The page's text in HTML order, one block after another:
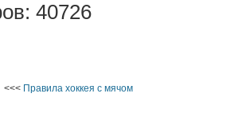
40726
<<< Правила хоккея с мячом